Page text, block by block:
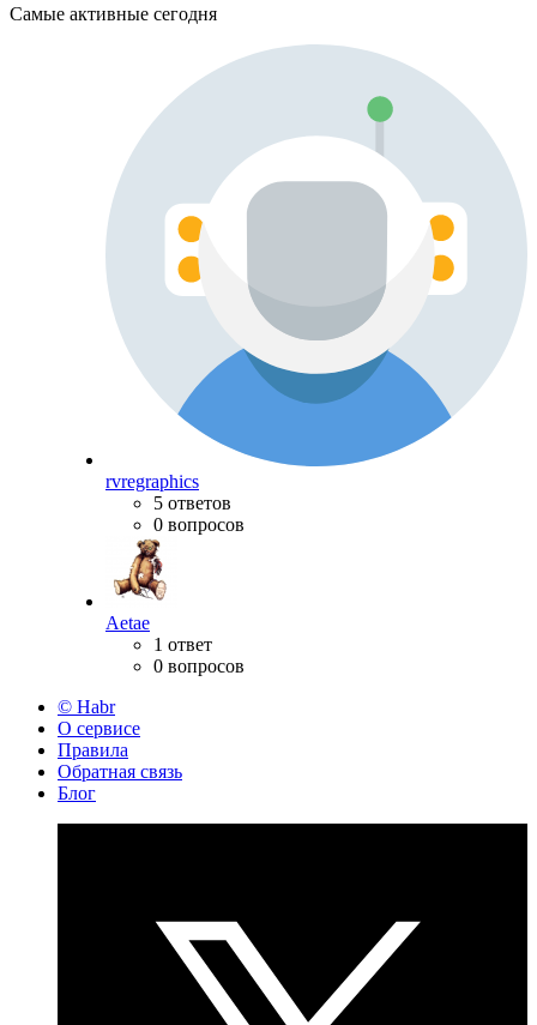
Самые активные сегодня
rvregraphics
5 ответов
0 вопросов
Aetae
1 ответ
0 вопросов
© Habr
О сервисе
Правила
Обратная связь
Блог